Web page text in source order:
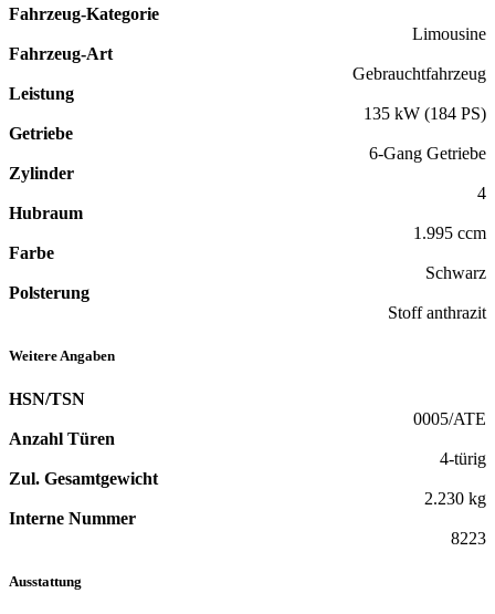
Fahrzeug-Kategorie
Limousine
Fahrzeug-Art
Gebrauchtfahrzeug
Leistung
135 kW (184 PS)
Getriebe
6-Gang Getriebe
Zylinder
4
Hubraum
1.995 ccm
Farbe
Schwarz
Polsterung
Stoff anthrazit
Weitere Angaben
HSN/TSN
0005/ATE
Anzahl Türen
4-türig
Zul. Gesamtgewicht
2.230 kg
Interne Nummer
8223
Ausstattung